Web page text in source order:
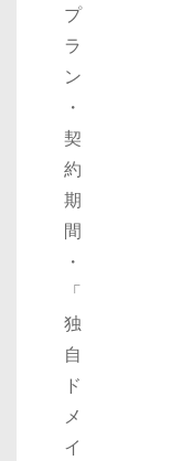
プ
ラ
ン
・
契
約
期
間
・
「
独
自
ド
メ
イ